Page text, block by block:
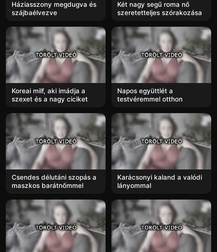
Háziasszony megdugva és
szájbaélvezve
Két nagy segű roma nő
szeretetteljes szórakozása
Koreai milf, aki imádja a
szexet és a nagy ciciket
Napos együttlét a
testvéremmel otthon
Csendes délutáni szopás a
maszkos barátnőmmel
Karácsonyi kaland a valódi
lányommal